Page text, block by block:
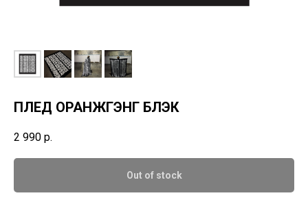
ПЛЕД ОРАНЖГЭНГ БЛЭК
2 990 р.
Out of stock